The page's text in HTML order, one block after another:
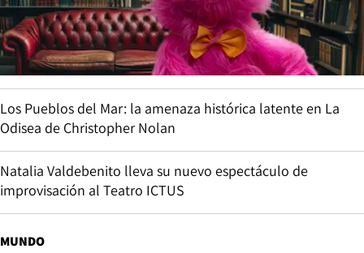
Los Pueblos del Mar: la amenaza histórica latente en La
Odisea de Christopher Nolan
Natalia Valdebenito lleva su nuevo espectáculo de
improvisación al Teatro ICTUS
MUNDO